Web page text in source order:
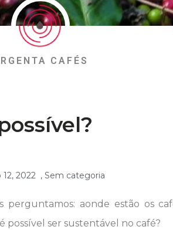
CAFÉS
12, 2022 , Sem categoria
aonde estão os
possível ser sustentável no café?